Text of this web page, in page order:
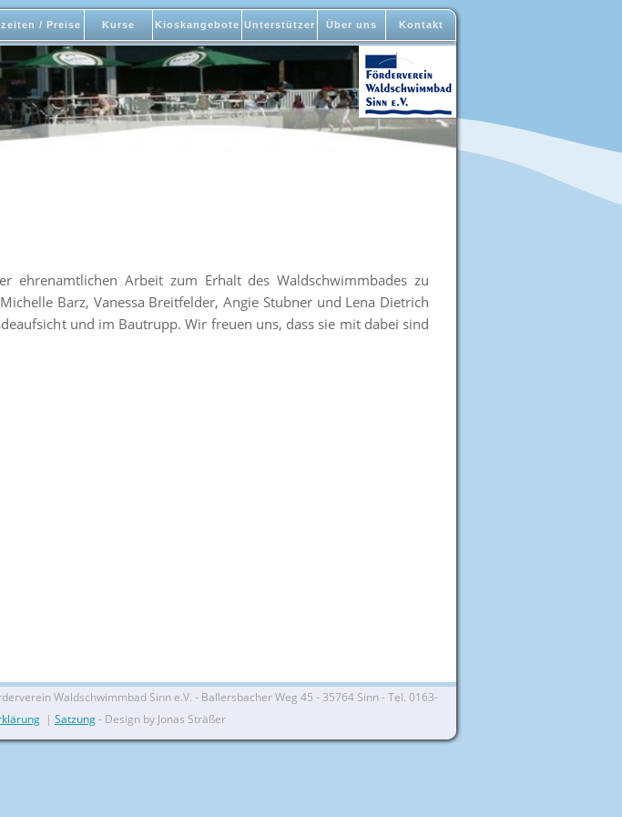
/ Preise Kurse Kioskangebote Unterstützer Über uns Kontakt
Arbeit zum Erhalt des Waldschwimmbades zu
Barz, Vanessa Breitfelder, Angie Stubner und Lena Dietrich
und im Bautrupp. Wir freuen uns, dass sie mit dabei sind
Waldschwimmbad Sinn e.V. - Ballersbacher Weg 45 - 35764 Sinn - Tel. 0163-
| Satzung- Design by Jonas Sträßer